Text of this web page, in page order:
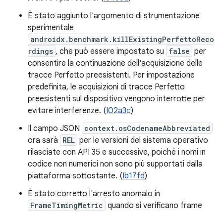
È stato aggiunto l'argomento di strumentazione
sperimentale
androidx.benchmark.killExistingPerfettoReco
rdings , che può essere impostato su false per
consentire la continuazione dell'acquisizione delle
tracce Perfetto preesistenti. Per impostazione
predefinita, le acquisizioni di tracce Perfetto
preesistenti sul dispositivo vengono interrotte per
evitare interferenze. (I02a3c)
Il campo JSON context.osCodenameAbbreviated
ora sarà REL per le versioni del sistema operativo
rilasciate con API 35 e successive, poiché i nomi in
codice non numerici non sono più supportati dalla
piattaforma sottostante. (Ib17fd)
È stato corretto l'arresto anomalo in
FrameTimingMetric quando si verificano frame